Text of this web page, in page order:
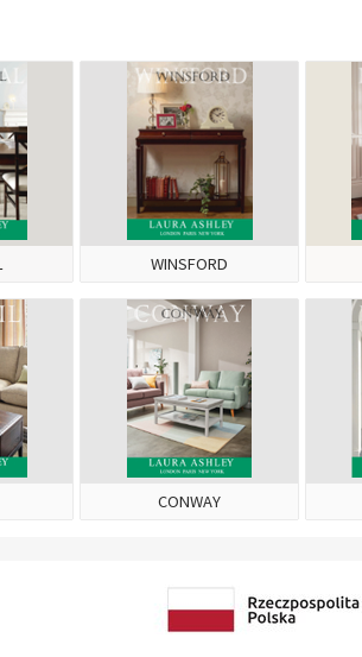
WINSFORD
CONWAY